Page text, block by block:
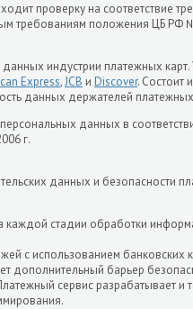
проверку на соответствие
требованиям положения ЦБ РФ
данных индустрии платежных
Express,JCB и Discover. Состоит
данных держателей платежных
персональных данных в
г.
данных и безопасности
стадии обработки
с использованием банковских
дополнительный барьер
сервис разрабатывает и